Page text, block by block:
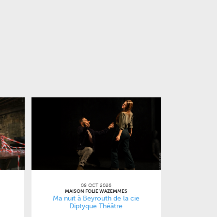
08 OCT 2026
MAISON FOLIE WAZEMMES
Ma nuit à Beyrouth de la cie
Diptyque Théâtre